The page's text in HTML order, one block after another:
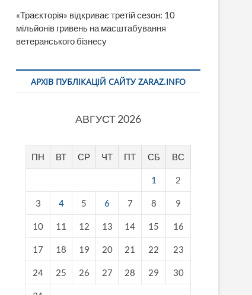
«Траєкторія» відкриває третій сезон: 10
мільйонів гривень на масштабування
ветеранського бізнесу
АРХІВ ПУБЛІКАЦІЙ САЙТУ ZARAZ.INFO
АВГУСТ 2026
ПН ВТ СР ЧТ ПТ СБ ВС
1 2
3 4 5 6 7 8 9
10 11 12 13 14 15 16
17 18 19 20 21 22 23
24 25 26 27 28 29 30